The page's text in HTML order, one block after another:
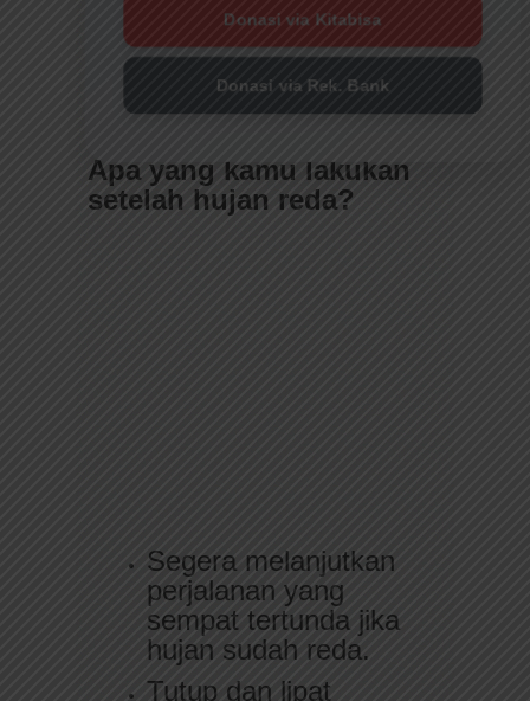
Donasi via Kitabisa
Donasi via Rek. Bank
Apa yang kamu lakukan
setelah hujan reda?
Segera melanjutkan
perjalanan yang
sempat tertunda jika
hujan sudah reda.
Tutup dan lipat